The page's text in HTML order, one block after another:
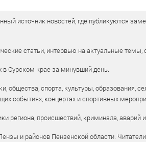
источник новостей, где публикуются
статьи, интервью на актуальные
Сурском крае за минувший день.
спорта, культуры, образования,
событиях, концертах и спортивных
региона, происшествий, криминала, аварий
и районов Пензенской области.